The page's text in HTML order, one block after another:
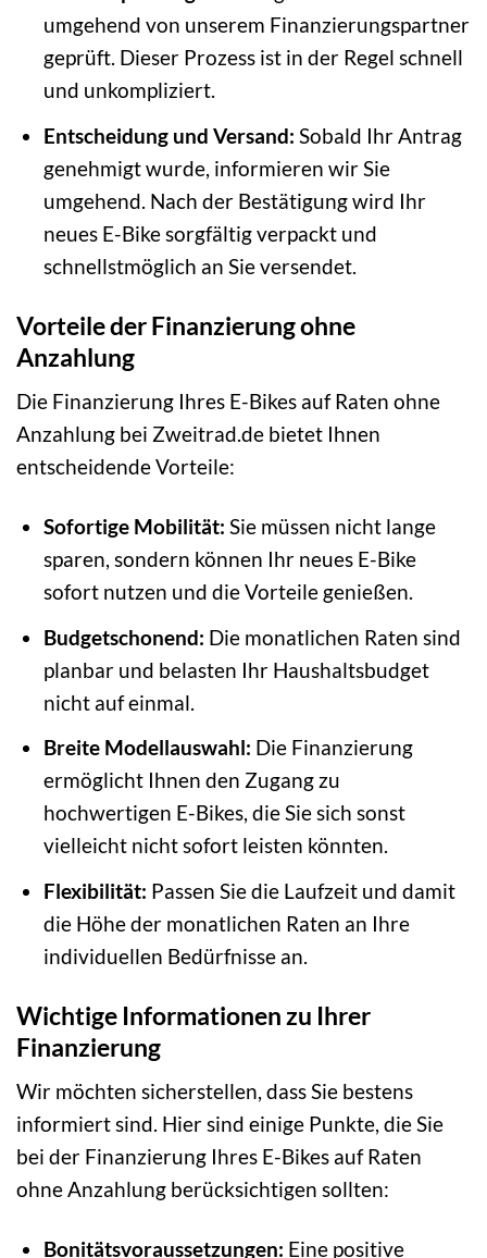
umgehend von unserem Finanzierungspartner
geprüft. Dieser Prozess ist in der Regel schnell
und unkompliziert.
Entscheidung und Versand: Sobald Ihr Antrag
genehmigt wurde, informieren wir Sie
umgehend. Nach der Bestätigung wird Ihr
neues E-Bike sorgfältig verpackt und
schnellstmöglich an Sie versendet.
Vorteile der Finanzierung ohne
Anzahlung
Die Finanzierung Ihres E-Bikes auf Raten ohne
Anzahlung bei Zweitrad.de bietet Ihnen
entscheidende Vorteile:
Sofortige Mobilität: Sie müssen nicht lange
sparen, sondern können Ihr neues E-Bike
sofort nutzen und die Vorteile genießen.
Budgetschonend: Die monatlichen Raten sind
planbar und belasten Ihr Haushaltsbudget
nicht auf einmal.
Breite Modellauswahl: Die Finanzierung
ermöglicht Ihnen den Zugang zu
hochwertigen E-Bikes, die Sie sich sonst
vielleicht nicht sofort leisten könnten.
Flexibilität: Passen Sie die Laufzeit und damit
die Höhe der monatlichen Raten an Ihre
individuellen Bedürfnisse an.
Wichtige Informationen zu Ihrer
Finanzierung
Wir möchten sicherstellen, dass Sie bestens
informiert sind. Hier sind einige Punkte, die Sie
bei der Finanzierung Ihres E-Bikes auf Raten
ohne Anzahlung berücksichtigen sollten:
Bonitätsvoraussetzungen: Eine positive